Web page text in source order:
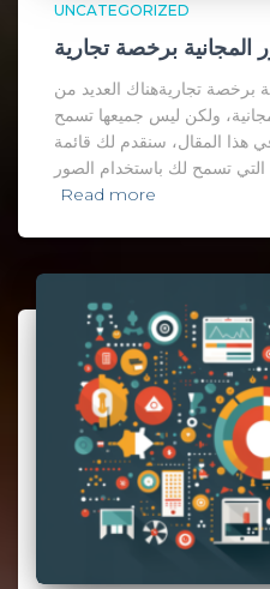
UNCATEGORIZED
برخصة تجاريةهناك العديد من
ولكن ليس جميعها تسمح
هذا المقال، سنقدم لك قائمة
التي تسمح لك باستخدام الصور
Read more